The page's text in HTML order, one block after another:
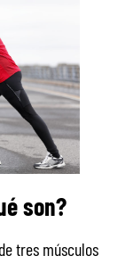
son?
tres músculos